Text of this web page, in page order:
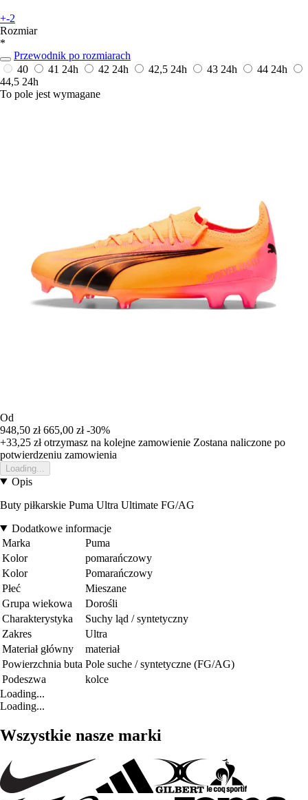
+-2
Rozmiar
*
Przewodnik po rozmiarach
40
41 24h 42 24h 42,5 24h 43 24h 44 24h
44,5 24h
To pole jest wymagane
Od
948,50 zł 665,00 zł -30%
+33,25 złotrzymasz na kolejne zamowienie Zostana naliczone po
potwierdzeniu zamowienia
Loading...
Opis
Buty piłkarskie Puma Ultra Ultimate FG/AG
Dodatkowe informacje
Marka
Puma
Kolor
pomarańczowy
Kolor
Pomarańczowy
Płeć
Mieszane
Grupa wiekowa
Dorośli
Charakterystyka
Suchy ląd / syntetyczny
Zakres
Ultra
Materiał główny
materiał
Powierzchnia buta Pole suche / syntetyczne (FG/AG)
Podeszwa
kolce
Loading...
Loading...
Wszystkie nasze marki